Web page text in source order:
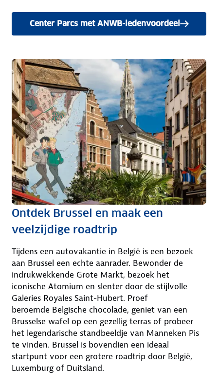
Center Parcs met ANWB-ledenvoordeel
Ontdek Brussel en maak een
veelzijdige roadtrip
Tijdens een autovakantie in België is een bezoek
aan Brussel een echte aanrader. Bewonder de
indrukwekkende Grote Markt, bezoek het
iconische Atomium en slenter door de stijlvolle
Galeries Royales Saint-Hubert. Proef
beroemde Belgische chocolade, geniet van een
Brusselse wafel op een gezellig terras of probeer
het legendarische standbeeldje van Manneken Pis
te vinden. Brussel is bovendien een ideaal
startpunt voor een grotere roadtrip door België,
Luxemburg of Duitsland.